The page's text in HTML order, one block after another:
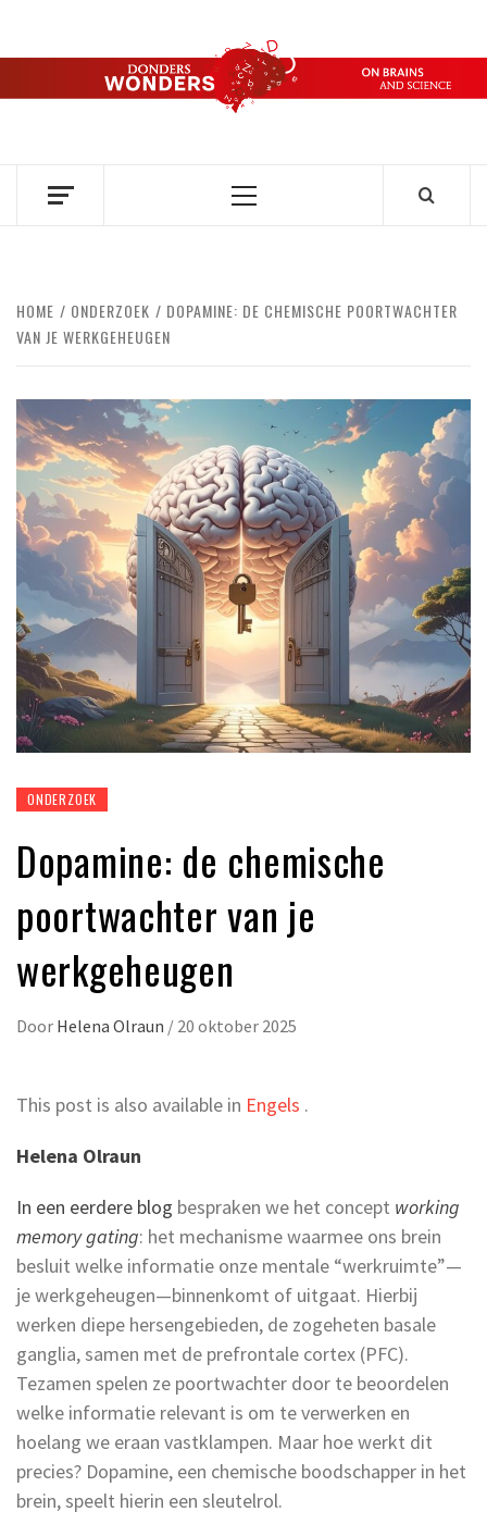
de
DONDERS
OVER HERSENEN EN WETENSCHAP // ON BRAINS AND
Primair
HOME ONDERZOEK
DOPAMINE: DE CHEMISCHE POORTWACHTER
VAN JE WERKGEHEUGEN
ONDERZOEK
Dopamine: de chemische
poortwachter van je
werkgeheugen
Door Helena Olraun / 20 oktober 2025
This post is also available in Engels .
Helena Olraun
In een eerdere blog bespraken we het concept working
memory gating: het mechanisme waarmee ons brein
besluit welke informatie onze mentale “werkruimte”—
je werkgeheugen—binnenkomt of uitgaat. Hierbij
werken diepe hersengebieden, de zogeheten basale
ganglia, samen met de prefrontale cortex (PFC).
Tezamen spelen ze poortwachter door te beoordelen
welke informatie relevant is om te verwerken en
hoelang we eraan vastklampen. Maar hoe werkt dit
precies? Dopamine, een chemische boodschapper in het
brein, speelt hierin een sleutelrol.